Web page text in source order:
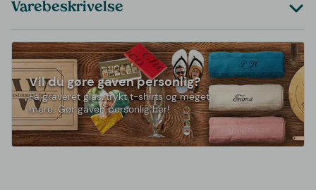
Varebeskrivelse
Vil du gøre gaven personlig?
Få graveret glas, trykt t-shirts og meget
mere. Gør gaven personlig her!